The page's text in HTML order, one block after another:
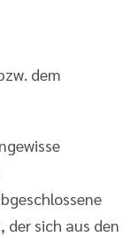
dem
sich aus den